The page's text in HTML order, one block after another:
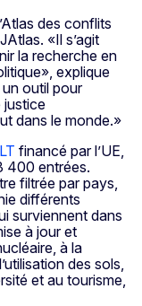
des conflits
«Il s’agit
la recherche en
explique
outil pour
justice
dans le monde.»
financé par l’UE,
400 entrées.
filtrée par pays,
différents
surviennent dans
à jour et
à la
des sols,
et au tourisme,